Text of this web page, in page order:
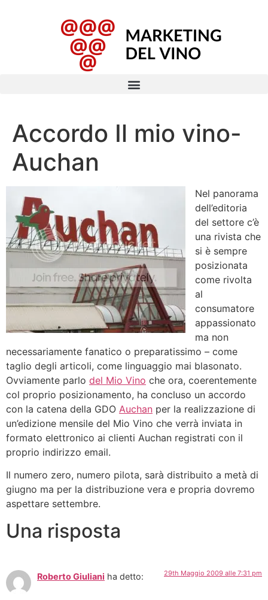
Accordo Il mio vino-
Auchan
Nel panorama
dell’editoria
del settore c’è
una rivista che
si è sempre
posizionata
come rivolta
al
consumatore
appassionato
ma non
necessariamente fanatico o preparatissimo – come
taglio degli articoli, come linguaggio mai blasonato.
Ovviamente parlo del Mio Vino che ora, coerentemente
col proprio posizionamento, ha concluso un accordo
con la catena della GDO Auchan per la realizzazione di
un’edizione mensile del Mio Vino che verrà inviata in
formato elettronico ai clienti Auchan registrati con il
proprio indirizzo email.
Il numero zero, numero pilota, sarà distribuito a metà di
giugno ma per la distribuzione vera e propria dovremo
aspettare settembre.
Una risposta
Roberto Giuliani ha detto: 29th Maggio 2009 alle 7:31 pm